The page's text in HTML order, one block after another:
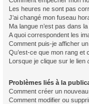
Les heures ne sont pas
J’ai changé mon fuseau
Ma langue n’est pas dans la
A quoi correspondent les
Comment puis-je afficher
Qu’est-ce que mon rang et
Lorsque je clique sur le lien
Problèmes liés à la
Comment créer un
Comment modifier ou